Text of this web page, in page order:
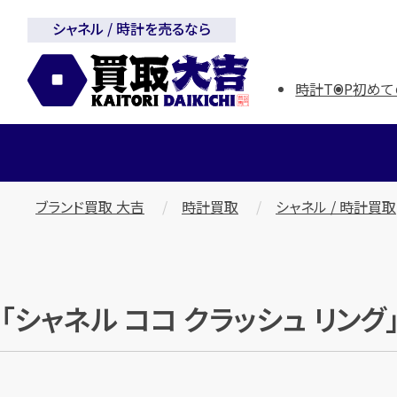
シャネル / 時計を売るなら
時計TOP初め
ブランド買取 大吉 時計買取 シャネル / 時計買取
「シャネル ココ クラッシュ リン